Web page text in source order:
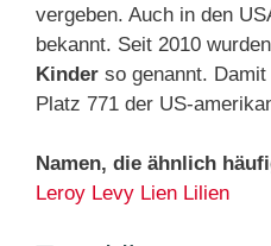
vergeben. Auch in den
bekannt. Seit 2010
Kinder so genannt.
Platz 771 der US-
Namen, die ähnlich
Leroy Levy Lien Lilien